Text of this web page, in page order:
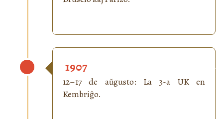
1907
12–17 de aŭgusto: La 3-a UK en
Kembriĝo.